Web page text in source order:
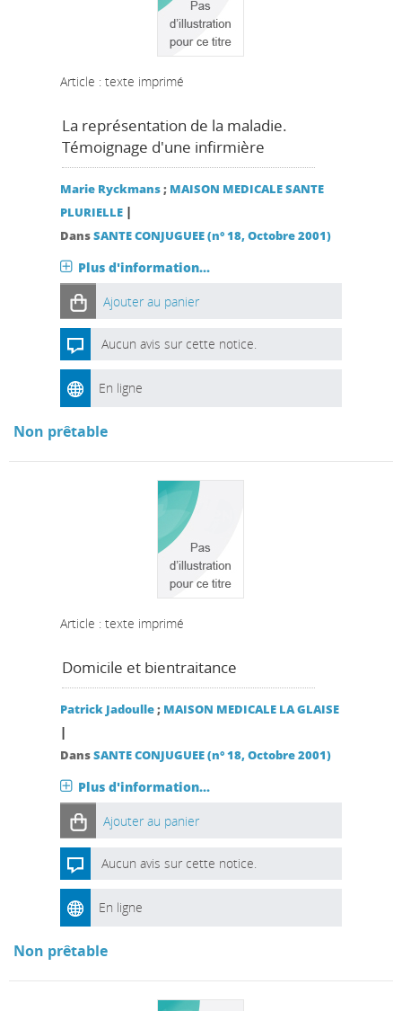
Article : texte imprimé
La représentation de la maladie.
Témoignage d'une infirmière
Marie Ryckmans; MAISON MEDICALE SANTE
PLURIELLE |
DansSANTE CONJUGUEE (n° 18, Octobre 2001)
Plus d'information...
Ajouter au panier
Aucun avis sur cette notice.
En ligne
Non prêtable
Article : texte imprimé
Domicile et bientraitance
Patrick Jadoulle; MAISON MEDICALE LA GLAISE
|
DansSANTE CONJUGUEE (n° 18, Octobre 2001)
Plus d'information...
Ajouter au panier
Aucun avis sur cette notice.
En ligne
Non prêtable